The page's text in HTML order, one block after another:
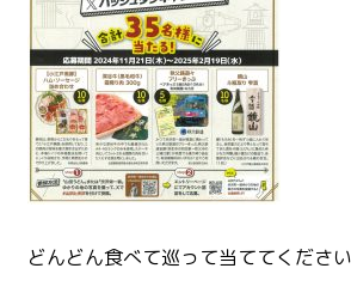
どんどん食べて巡って当ててください